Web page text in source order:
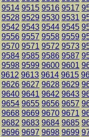
9514 9515 9516 9517
9528 9529 9530 9531
9542 9543 9544 9545
9556 9557 9558 9559
9570 9571 9572 9573
9584 9585 9586 9587
9598 9599 9600 9601
9612 9613 9614 9615
9626 9627 9628 9629
9640 9641 9642 9643
9654 9655 9656 9657
9668 9669 9670 9671
9682 9683 9684 9685
9696 9697 9698 9699